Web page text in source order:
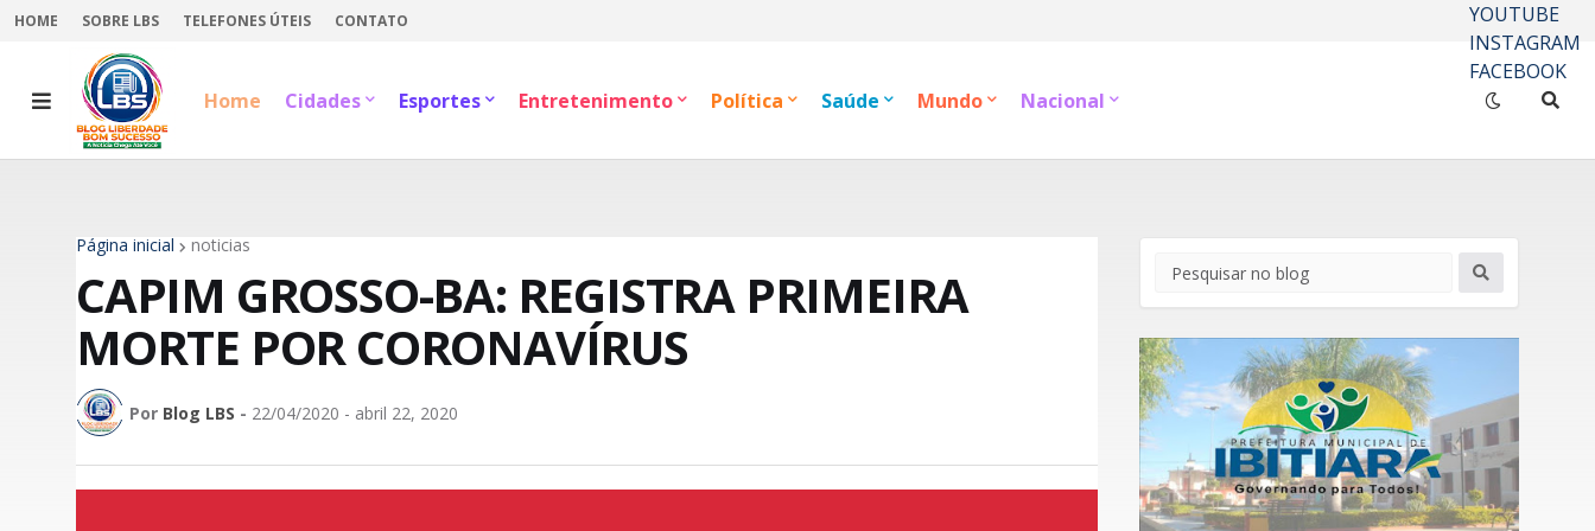
HOME SOBRE LBS TELEFONES ÚTEIS CONTATO
YOUTUBE
INSTAGRAM
FACEBOOK
Home
Cidades Esportes Entretenimento Política Saúde Mundo Nacional
Página inicial noticias
CAPIM GROSSO-BA: REGISTRA PRIMEIRA
MORTE POR CORONAVÍRUS
Por Blog LBS - 22/04/2020 - abril 22, 2020